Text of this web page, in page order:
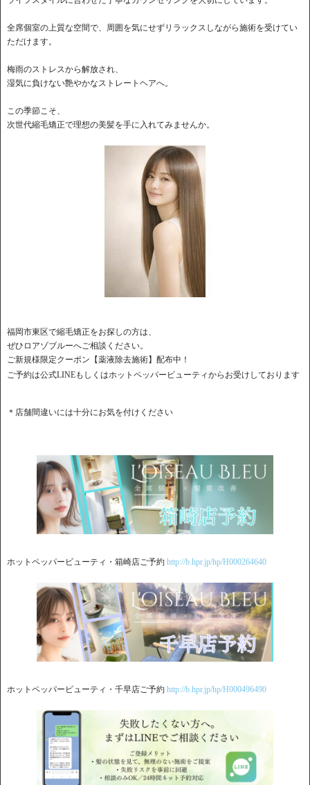
全席個室の上質な空間で、周囲を気にせずリラックスしながら施術を受けてい
ただけます。
梅雨のストレスから解放され、
湿気に負けない艶やかなストレートヘアへ。
この季節こそ、
次世代縮毛矯正で理想の美髪を手に入れてみませんか。
福岡市東区で縮毛矯正をお探しの方は、
ぜひロアゾブルーへご相談ください。
ご新規様限定クーポン【薬液除去施術】配布中！
ご予約は公式LINEもしくはホットペッパービューティからお受けしております
＊店舗間違いには十分にお気を付けください
ホットペッパービューティ・箱崎店ご予約 http://b.hpr.jp/hp/H000264640
ホットペッパービューティ・千早店ご予約 http://b.hpr.jp/hp/H000496490